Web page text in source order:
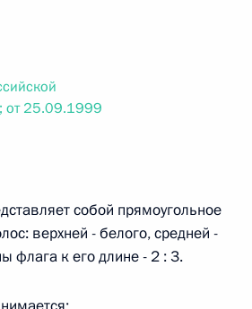
закона «О внесении
автономных учреждениях»
25.09.1999
собой прямоугольное
верхней - белого, средней -
флага к его длине - 2 : 3.